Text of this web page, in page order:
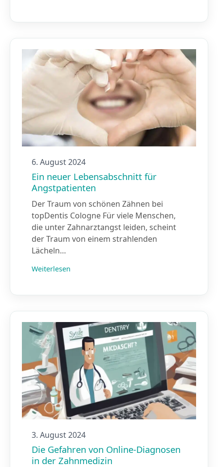
6. August 2024
Ein neuer Lebensabschnitt für
Angstpatienten
Der Traum von schönen Zähnen bei
topDentis Cologne Für viele Menschen,
die unter Zahnarztangst leiden, scheint
der Traum von einem strahlenden
Lächeln…
Weiterlesen
3. August 2024
Die Gefahren von Online-Diagnosen
in der Zahnmedizin